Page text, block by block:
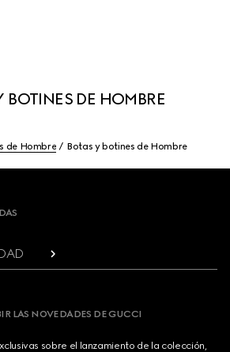
BOTINES DE HOMBRE
de Hombre Botas y botines de Hombre
LAS NOVEDADES DE GUCCI
sobre el lanzamiento de la colección,